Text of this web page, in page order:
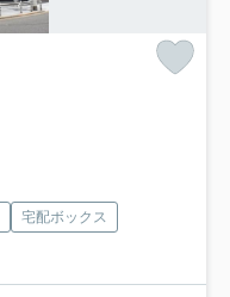
宅配ボックス